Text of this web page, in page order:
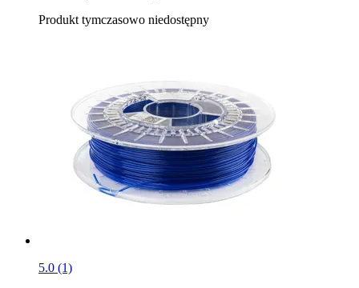
Produkt tymczasowo niedostępny
5.0 (1)